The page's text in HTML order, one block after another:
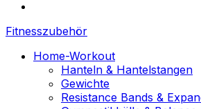
Fitnesszubehör
Home-Workout
Hanteln & Hantelstangen
Gewichte
Resistance Bands &